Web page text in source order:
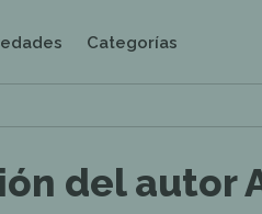
Categorías
del autor